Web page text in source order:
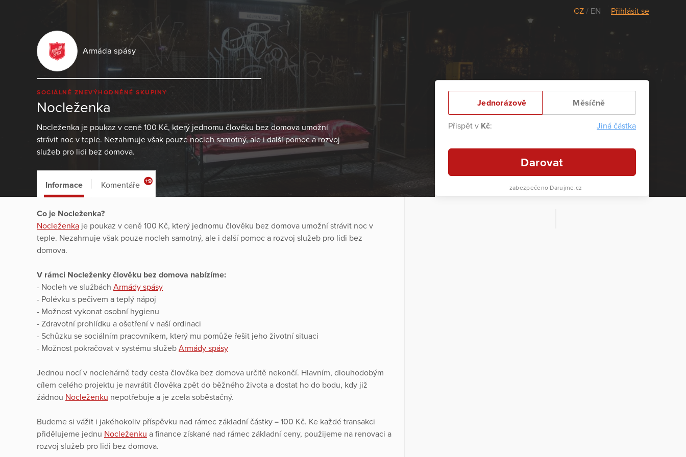
CZ / EN Přihlásit se
Armáda spásy
SOCIÁLNĚ ZNEVÝHODNĚNÉ SKUPINY
Nocleženka
Nocleženka je poukaz v ceně 100 Kč, který jednomu člověku bez domova umožní
strávit noc v teple. Nezahrnuje však pouze nocleh samotný, ale i další pomoc a rozvoj
služeb pro lidi bez domova.
Jednorázově Měsíčně
Přispět v Kč: Jiná částka
Darovat
zabezpečeno Darujme.cz
Informace Komentáře +9
Co je Nocleženka?
Nocleženka je poukaz v ceně 100 Kč, který jednomu člověku bez domova umožní strávit noc v
teple. Nezahrnuje však pouze nocleh samotný, ale i další pomoc a rozvoj služeb pro lidi bez
domova.
V rámci Nocleženky člověku bez domova nabízíme:
- Nocleh ve službách Armády spásy
- Polévku s pečivem a teplý nápoj
- Možnost vykonat osobní hygienu
- Zdravotní prohlídku a ošetření v naší ordinaci
- Schůzku se sociálním pracovníkem, který mu pomůže řešit jeho životní situaci
- Možnost pokračovat v systému služeb Armády spásy
Jednou nocí v noclehárně tedy cesta člověka bez domova určitě nekončí. Hlavním, dlouhodobým
cílem celého projektu je navrátit člověka zpět do běžného života a dostat ho do bodu, kdy již
žádnou Nocleženku nepotřebuje a je zcela soběstačný.
Budeme si vážit i jakéhokoliv příspěvku nad rámec základní částky = 100 Kč. Ke každé transakci
přidělujeme jednu Nocleženku a finance získané nad rámec základní ceny, použijeme na renovaci a
rozvoj služeb pro lidi bez domova.